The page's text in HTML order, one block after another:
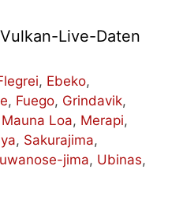
Live-Daten
, Ebeko,
, Fuego, Grindavik,
Mauna Loa, Merapi,
, Sakurajima,
jima, Ubinas,